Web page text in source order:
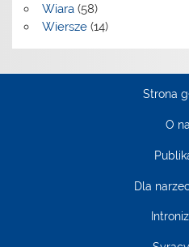
Wiara(58)
Wiersze(14)
Strona
O
Dla